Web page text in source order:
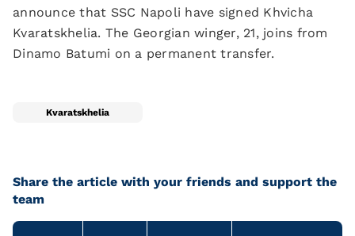
announce that SSC Napoli have signed Khvicha
Kvaratskhelia. The Georgian winger, 21, joins from
Dinamo Batumi on a permanent transfer.
Kvaratskhelia
Share the article with your friends and support the
team